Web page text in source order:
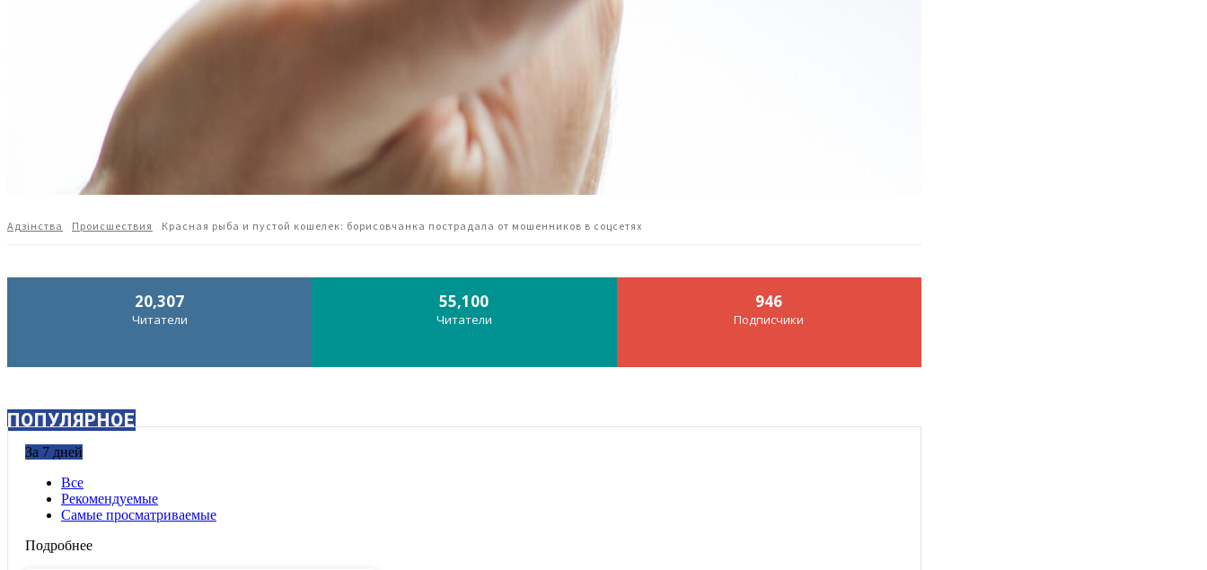
Адзiнства Происшествия Красная рыба и пустой кошелек: борисовчанка пострадала от мошенников в соцсетях
20,307
Читатели
55,100
Читатели
946
Подписчики
ПОПУЛЯРНОЕ
За 7 дней
Все
Рекомендуемые
Самые просматриваемые
Подробнее